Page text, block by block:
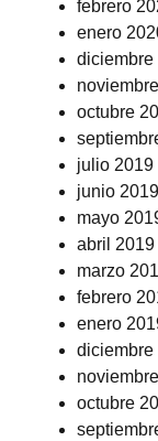
febrero
enero
diciembre
octubre
julio 2019
junio 2019
mayo
abril 2019
marzo
febrero
enero
diciembre
octubre